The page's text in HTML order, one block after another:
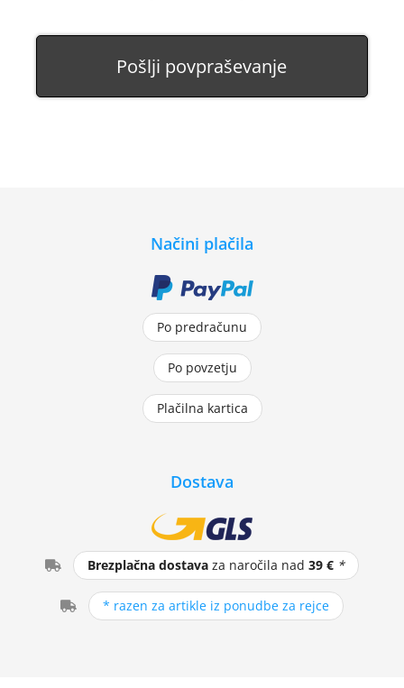
Pošlji povpraševanje
Načini plačila
Po predračunu
Po povzetju
Plačilna kartica
Dostava
Brezplačna dostava za naročila nad39 € *
* razen za artikle iz ponudbe za rejce